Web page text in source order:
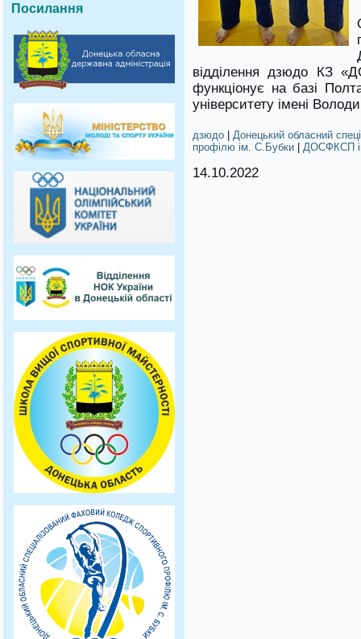
Посилання
відділення дзюдо КЗ
функціонує на базі
університету імені
дзюдо
Донецький обласний
профілю ім. С.Бубки
ДОСФКСП
14.10.2022